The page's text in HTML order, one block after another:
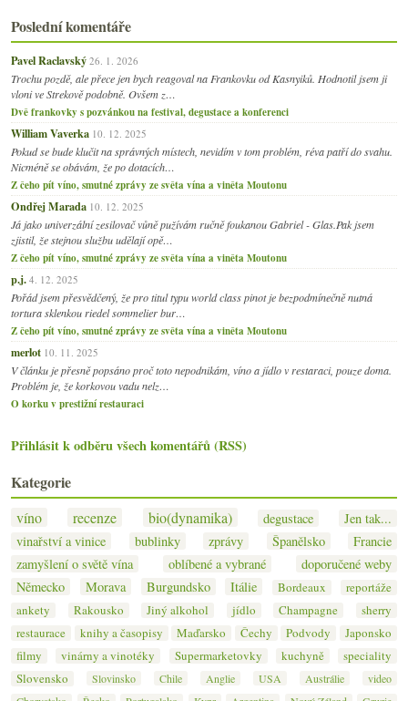
Poslední komentáře
Pavel Raclavský 26. 1. 2026
Trochu pozdě, ale přece jen bych reagoval na Frankovku od Kasnyiků. Hodnotil jsem ji
vloni ve Strekově podobně. Ovšem z…
Dvě frankovky s pozvánkou na festival, degustace a konferenci
William Vaverka 10. 12. 2025
Pokud se bude klučit na správných místech, nevidím v tom problém, réva patří do svahu.
Nicméně se obávám, že po dotacích…
Z čeho pít víno, smutné zprávy ze světa vína a viněta Moutonu
Ondřej Marada 10. 12. 2025
Já jako univerzální zesilovač vůně pužívám ručně foukanou Gabriel - Glas.Pak jsem
zjistil, že stejnou službu udělají opě…
Z čeho pít víno, smutné zprávy ze světa vína a viněta Moutonu
p.j. 4. 12. 2025
Pořád jsem přesvědčený, že pro titul typu world class pinot je bezpodmínečně nutná
tortura sklenkou riedel sommelier bur…
Z čeho pít víno, smutné zprávy ze světa vína a viněta Moutonu
merlot 10. 11. 2025
V článku je přesně popsáno proč toto nepodnikám, víno a jídlo v restaraci, pouze doma.
Problém je, že korkovou vadu nelz…
O korku v prestižní restauraci
Přihlásit k odběru všech komentářů (RSS)
Kategorie
víno recenze bio(dynamika) degustace
Jen tak...
vinařství a vinice
bublinky zprávy Španělsko
Francie
zamyšlení o světě vína
oblíbené a vybrané
doporučené weby
Německo
Morava Burgundsko Itálie Bordeaux
reportáže
ankety
Rakousko Jiný alkohol jídlo Champagne
sherry
restaurace
knihy a časopisy Maďarsko Čechy Podvody
Japonsko
filmy
vinárny a vinotéky Supermarketovky kuchyně
speciality
Slovensko
Slovinsko Chile Anglie USA Austrálie
video